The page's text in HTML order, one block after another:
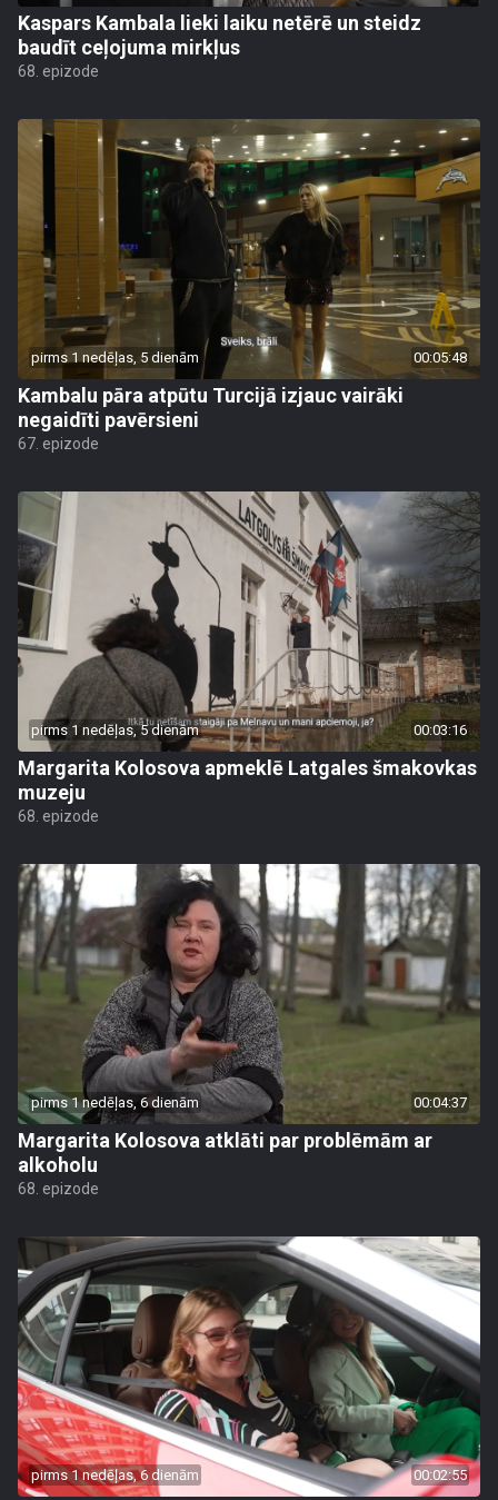
Kaspars Kambala lieki laiku netērē un steidz
baudīt ceļojuma mirkļus
68. epizode
pirms 1 nedēļas, 5 dienām 00:05:48
Kambalu pāra atpūtu Turcijā izjauc vairāki
negaidīti pavērsieni
67. epizode
pirms 1 nedēļas, 5 dienām 00:03:16
Margarita Kolosova apmeklē Latgales šmakovkas
muzeju
68. epizode
pirms 1 nedēļas, 6 dienām 00:04:37
Margarita Kolosova atklāti par problēmām ar
alkoholu
68. epizode
pirms 1 nedēļas, 6 dienām 00:02:55